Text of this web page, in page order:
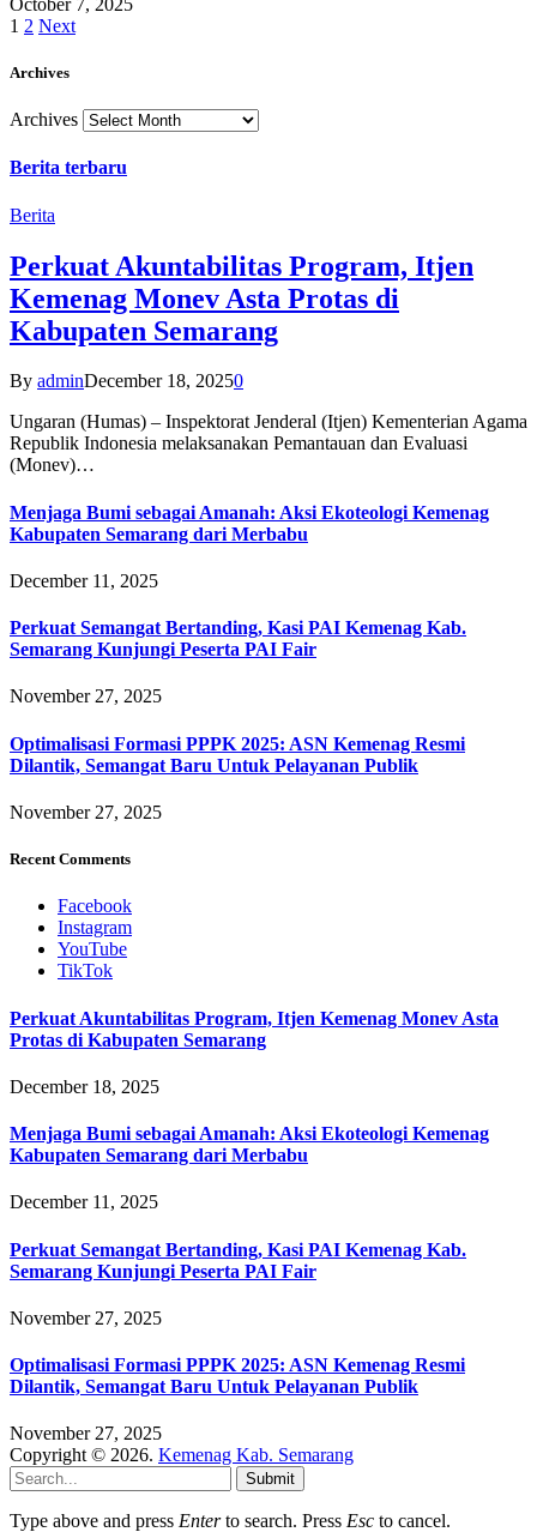
1 2 Next
Archives
Archives
Berita terbaru
Berita
Perkuat Akuntabilitas Program, Itjen
Kemenag Monev Asta Protas di
Kabupaten Semarang
By adminDecember 18, 20250
Ungaran (Humas) – Inspektorat Jenderal (Itjen) Kementerian Agama
Republik Indonesia melaksanakan Pemantauan dan Evaluasi
(Monev)…
Menjaga Bumi sebagai Amanah: Aksi Ekoteologi Kemenag
Kabupaten Semarang dari Merbabu
December 11, 2025
Perkuat Semangat Bertanding, Kasi PAI Kemenag Kab.
Semarang Kunjungi Peserta PAI Fair
November 27, 2025
Optimalisasi Formasi PPPK 2025: ASN Kemenag Resmi
Dilantik, Semangat Baru Untuk Pelayanan Publik
November 27, 2025
Recent Comments
Facebook
Instagram
YouTube
TikTok
Perkuat Akuntabilitas Program, Itjen Kemenag Monev Asta
Protas di Kabupaten Semarang
December 18, 2025
Menjaga Bumi sebagai Amanah: Aksi Ekoteologi Kemenag
Kabupaten Semarang dari Merbabu
December 11, 2025
Perkuat Semangat Bertanding, Kasi PAI Kemenag Kab.
Semarang Kunjungi Peserta PAI Fair
November 27, 2025
Optimalisasi Formasi PPPK 2025: ASN Kemenag Resmi
Dilantik, Semangat Baru Untuk Pelayanan Publik
November 27, 2025
Copyright © 2026. Kemenag Kab. Semarang
Submit
Type above and press Enterto search. Press Esc to cancel.